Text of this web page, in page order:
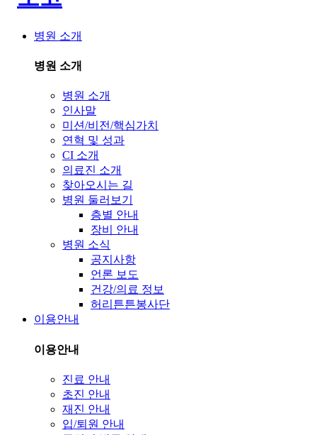
병원 소개
병원 소개
병원 소개
인사말
미션/비전/핵심가치
연혁 및 성과
CI 소개
의료진 소개
찾아오시는 길
병원 둘러보기
층별 안내
장비 안내
병원 소식
공지사항
언론 보도
건강/의료 정보
허리튼튼봉사단
이용안내
이용안내
진료 안내
초진 안내
재진 안내
입/퇴원 안내